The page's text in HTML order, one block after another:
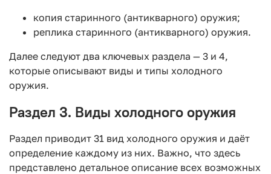
копия старинного (антикварного) оружия;
реплика старинного (антикварного) оружия.
Далее следуют два ключевых раздела — 3 и 4,
которые описывают виды и типы холодного
оружия.
Раздел 3. Виды холодного оружия
Раздел приводит 31 вид холодного оружия и даёт
определение каждому из них. Важно, что здесь
представлено детальное описание всех возможных